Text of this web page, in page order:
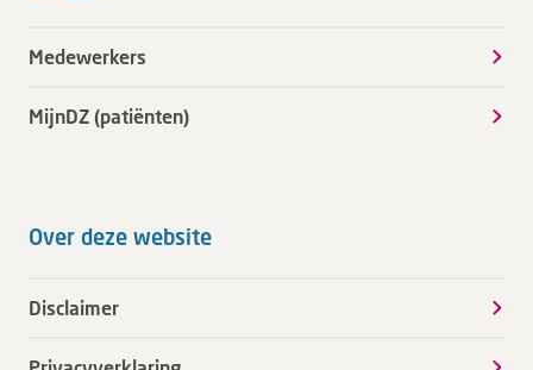
Medewerkers
MijnDZ (patiënten)
Over deze website
Disclaimer